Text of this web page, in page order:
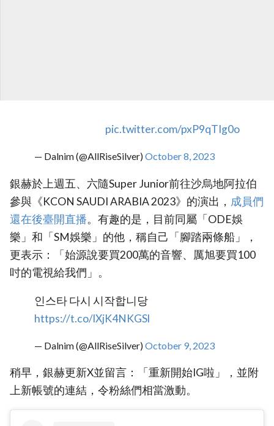
pic.twitter.com/pxP9qTIg0o
— Dalnim (@AllRiseSilver)October 8, 2023
銀赫於上週五、六隨Super Junior前往沙烏地阿拉伯
參與《KCON SAUDI ARABIA 2023》的演出， ‎成員們
還在後臺開直播‎。有趣的是，目前同屬「ODE娛
樂」和「SM娛樂」的他，稱自己「腳踏兩條船」，
更表示：「始源說要買200萬的音響、厲旭要買100
吋的電視給我們」。
인스타 다시 시작합니당
https://t.co/lXjK4NKGSl
— Dalnim (@AllRiseSilver)October 9, 2023
稍早，銀赫更新X並留言：「重新開始IG啦」，並附
上新帳號的連結，令粉絲們相當激動。